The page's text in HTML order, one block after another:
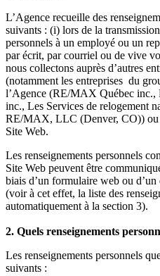
L’Agence recueille des
suivants : (i) lors de la
personnels à un employé ou un
par écrit, par courriel ou de vive
nous collectons auprès d’autres
(notamment les entreprises du
l’Agence (RE/MAX Québec
inc., Les Services de relogement
RE/MAX, LLC (Denver, CO)) ou
Site Web.
Les renseignements personnels
Site Web peuvent être
biais d’un formulaire web ou
(voir à cet effet, la liste des
automatiquement à la section 3).
2. Quels renseignements
Les renseignements personnels
suivants :